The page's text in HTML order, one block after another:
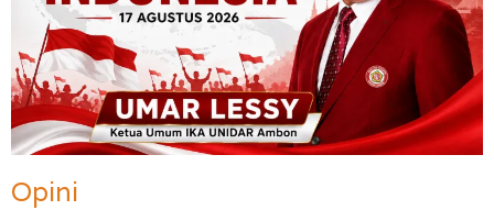
Opini